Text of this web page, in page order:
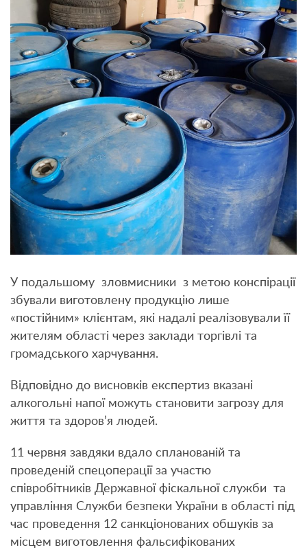
У подальшому зловмисники з метою конспірації
збували виготовлену продукцію лише
«постійним» клієнтам, які надалі реалізовували її
жителям області через заклади торгівлі та
громадського харчування.
Відповідно до висновків експертиз вказані
алкогольні напої можуть становити загрозу для
життя та здоров’я людей.
11 червня завдяки вдало спланованій та
проведеній спецоперації за участю
співробітників Державної фіскальної служби та
управління Служби безпеки України в області під
час проведення 12 санкціонованих обшуків за
місцем виготовлення фальсифікованих